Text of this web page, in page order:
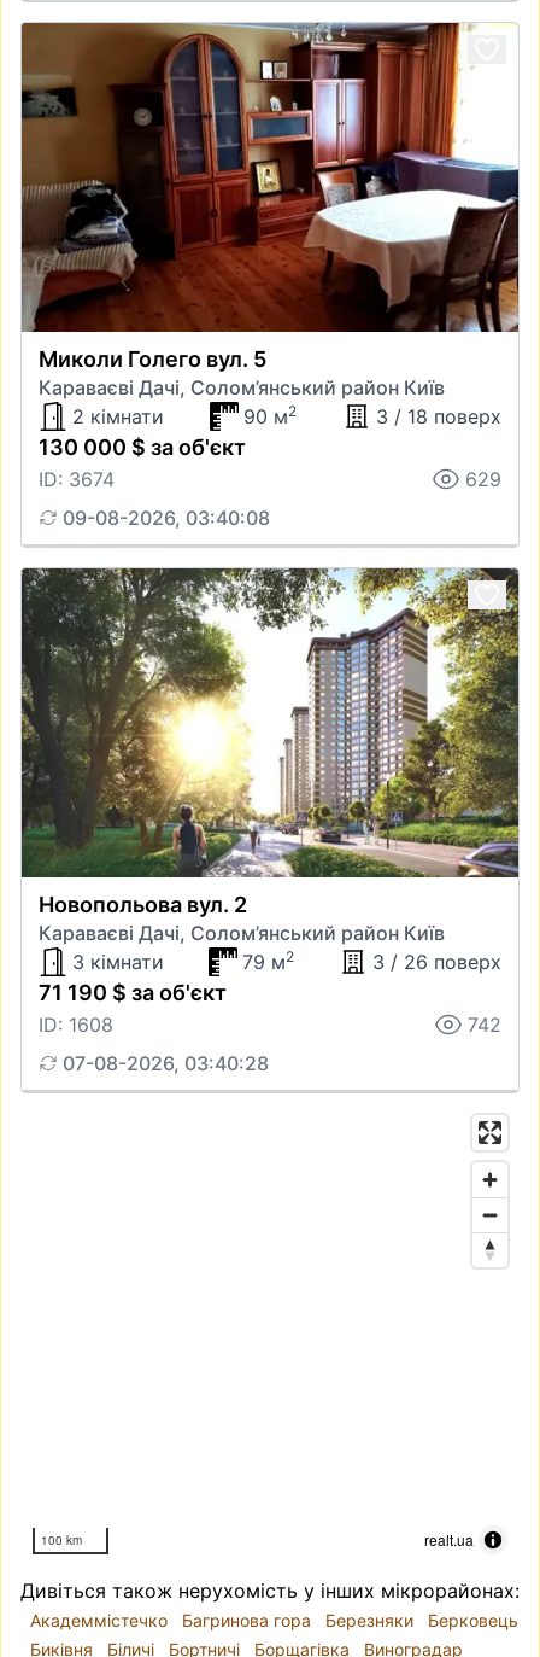
Миколи Голего вул. 5
Караваєві Дачі, Солом’янський район Київ
2 кімнати
90 м2 3 / 18 поверх
130 000 $ за об'єкт
ID: 3674
629
09-08-2026, 03:40:08
Новопольова вул. 2
Караваєві Дачі, Солом’янський район Київ
3 кімнати
79 м2 3 / 26 поверх
71 190 $ за об'єкт
ID: 1608
742
07-08-2026, 03:40:28
100 km realt.ua
Дивіться також нерухомість у інших мікрорайонах:
Академмістечко Багринова гора Березняки
Берковець
Биківня
Біличі Бортничі Борщагівка Виноградар